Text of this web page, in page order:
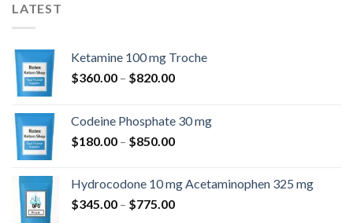
LATEST
Ketamine 100 mg Troche
$360.00 – $820.00Prisinterval:
$820.00
Codeine Phosphate 30 mg
$180.00 – $850.00Prisinterval:
$850.00
Hydrocodone 10 mg Acetaminophen 325 mg
$345.00 – $775.00Prisinterval: